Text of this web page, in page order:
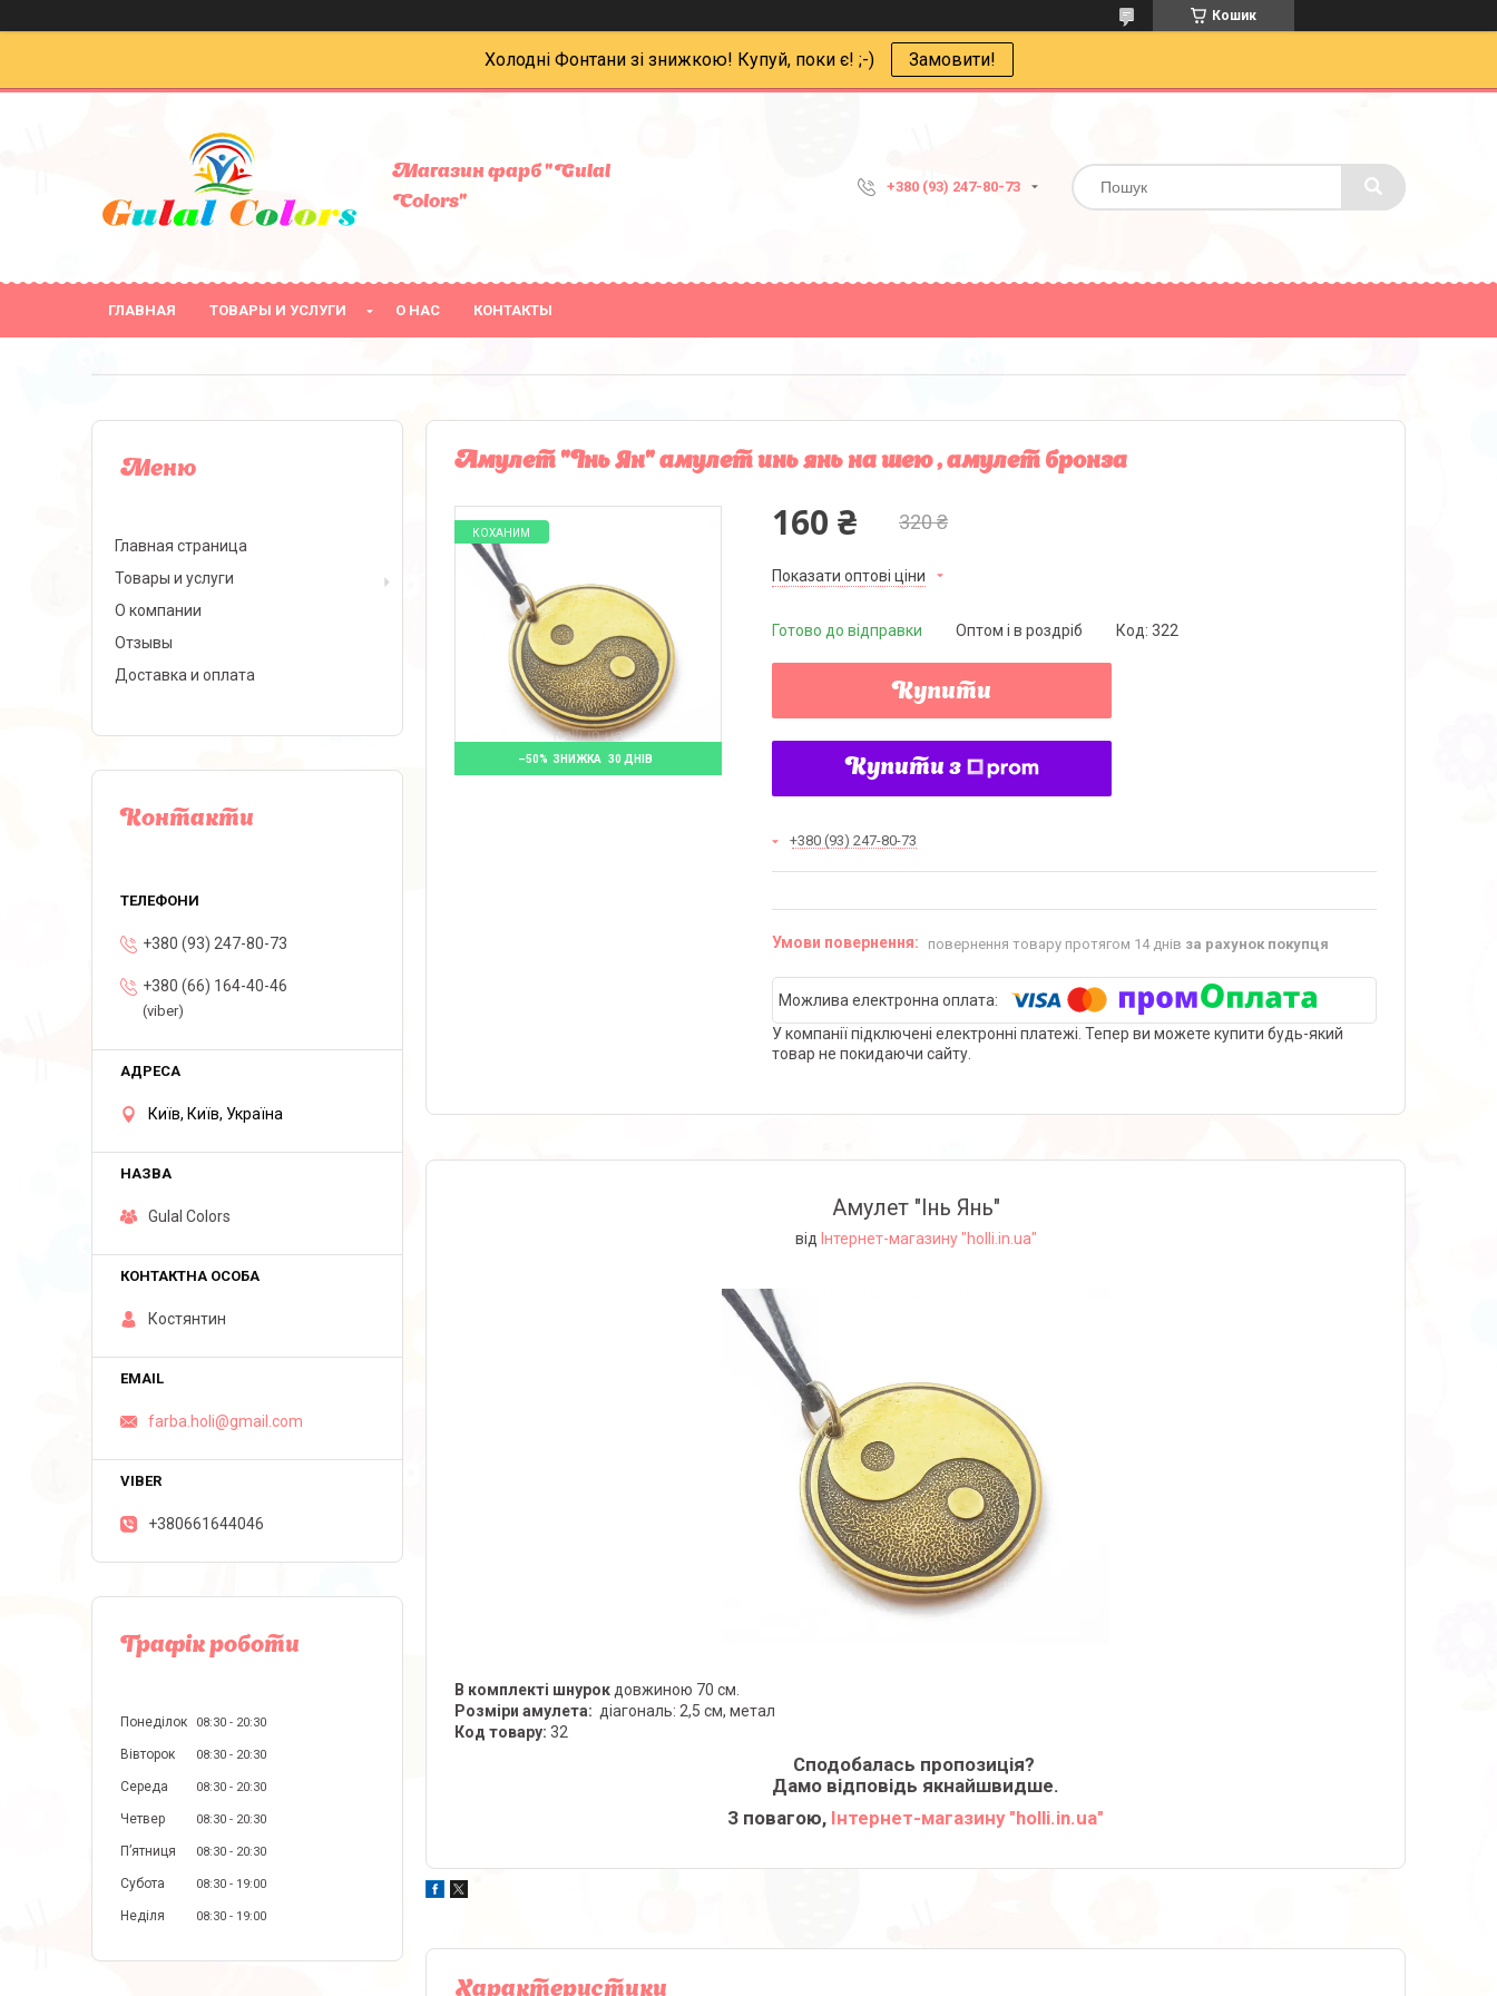
Кошик
Холодні Фонтани зі знижкою! Купуй, поки є! ;-) Замовити!
Магазин фарб "Gulal
Colors"
+380 (93) 247-80-73
ГЛАВНАЯ ТОВАРЫ И УСЛУГИ О НАС КОНТАКТЫ
Амулет "Інь Ян" амулет инь янь на шею , амулет бронза
–50% 30 ДНІВ
КОХАНИМ 320 ₴
160 ₴
Показати оптові ціни
Готово до відправки Оптом і в роздріб Код: 322
Купити
Купити з
+380 (93) 247-80-73
повернення товару протягом 14 днів за рахунок покупця
У компанії підключені електронні платежі. Тепер ви можете купити будь-який
товар не покидаючи сайту.
Амулет "Інь Янь"
від Інтернет-магазину "holli.in.ua"
В комплекті шнурокдовжиною 70 см.
Розміри амулета: діагональ: 2,5 см, метал
Код товару: 32
Сподобалась пропозиція?
Дамо відповідь якнайшвидше.
З повагою, Інтернет-магазину "holli.in.ua"
Характеристики
Главная страница
Товары и услуги
О компании
Отзывы
Доставка и оплата
Контакти
+380 (93) 247-80-73
+380 (66) 164-40-46
(viber)
Київ, Київ, Україна
Gulal Colors
Костянтин
farba.holi@gmail.com
+380661644046
Графік роботи
Понеділок 08:30 20:30
Вівторок 08:30 20:30
Середа 08:30 20:30
Четвер 08:30 20:30
Пʼятниця 08:30 20:30
Субота 08:30 19:00
Неділя 08:30 19:00